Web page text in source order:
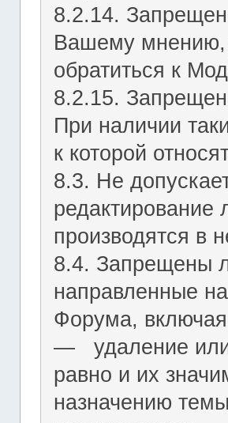
8.2.14.
Вашему мнению,
обратиться к
8.2.15.
При наличии
к которой
8.3. Не
производятся в
8.4. Запрещены
направленные
Форума,
― удаление или
равно и их
назначению